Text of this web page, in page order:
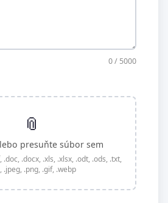
0/ 5000
📎
presuňte súbor sem
.docx, .xls, .xlsx, .odt, .ods, .txt,
.jpeg, .png, .gif, .webp